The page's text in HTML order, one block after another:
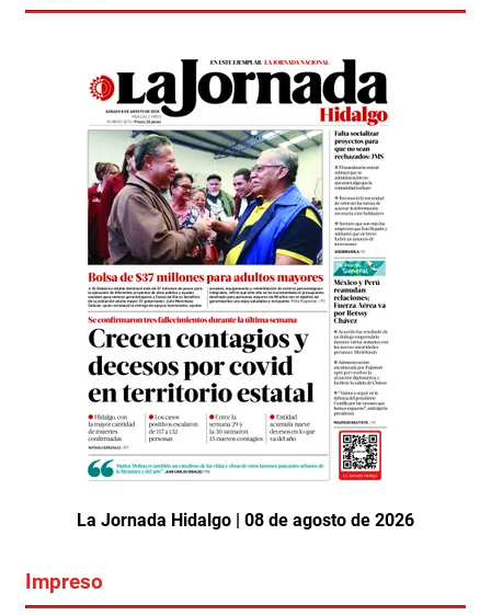
La Jornada Hidalgo | 08 de agosto de 2026
Impreso